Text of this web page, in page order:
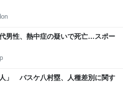
男性、熱中症の疑いで死亡…スポー
人」 バスケ八村塁、人種差別に関す